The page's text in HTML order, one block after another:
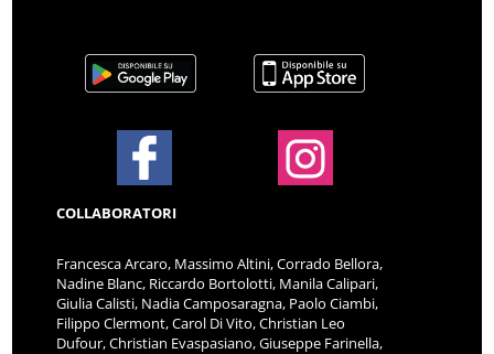
COLLABORATORI
Francesca Arcaro, Massimo Altini, Corrado Bellora,
Nadine Blanc, Riccardo Bortolotti, Manila Calipari,
Giulia Calisti, Nadia Camposaragna, Paolo Ciambi,
Filippo Clermont, Carol Di Vito, Christian Leo
Dufour, Christian Evaspasiano, Giuseppe Farinella,